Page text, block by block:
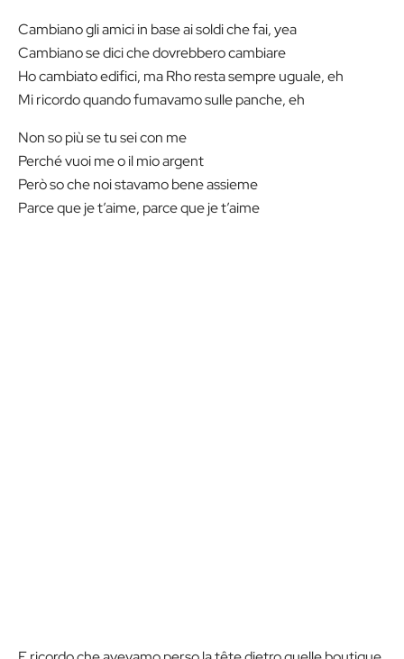
Cambiano gli amici in base ai soldi che fai, yea
Cambiano se dici che dovrebbero cambiare
Ho cambiato edifici, ma Rho resta sempre uguale, eh
Mi ricordo quando fumavamo sulle panche, eh
Non so più se tu sei con me
Perché vuoi me o il mio argent
Però so che noi stavamo bene assieme
Parce que je t’aime, parce que je t’aime